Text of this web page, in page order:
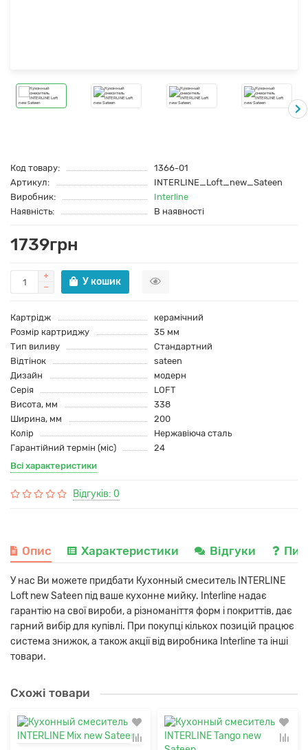
Код товару:
1366-01
Артикул:
INTERLINE_Loft_new_Sateen
Виробник:
Interline
Наявність:
В наявності
1739грн
У кошик
Картрідж
керамічний
Розмір картриджу
35 мм
Тип виливу
Стандартний
Відтінок
sateen
Дизайн
модерн
Серія
LOFT
Висота, мм
338
Ширина, мм
200
Колір
Нержавіюча сталь
Гарантійний термін (міс)
24
Всі характеристики
Відгуків: 0
Опис Характеристики Відгуки
У нас Ви можете придбати Кухонный смеситель INTERLINE
Loft new Sateen під ваше кухонне мийку. Interline надає
гарантію на свої вироби, а різноманіття форм і покриттів, дає
гарний вибір для купівлі. При покупці кількох позицій працює
система знижок, а також акції від виробника Interline та інші
товари.
Схожі товари